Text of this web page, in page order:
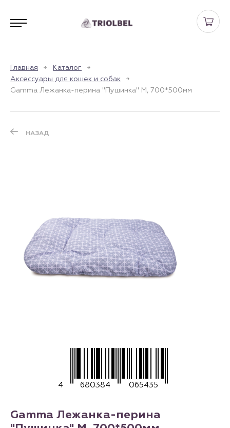
Главная
Каталог
Аксессуары для кошек и собак
Gamma Лежанка-перина "Пушинка" M, 700*500мм
НАЗАД
4 680384 065435
Gamma Лежанка-перина